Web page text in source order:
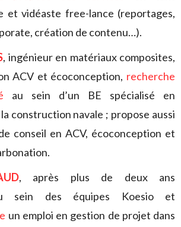
et vidéaste free-lance (reportages,
création de contenu…).
, ingénieur en matériaux composites,
ACV et écoconception, recherche
au sein d’un BE spécialisé en
construction navale ; propose aussi
conseil en ACV, écoconception et
, après plus de deux ans
sein des équipes Koesio et
un emploi en gestion de projet dans